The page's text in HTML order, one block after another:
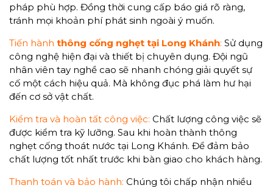
pháp phù hợp. Đồng thời cung cấp báo giá rõ ràng,
tránh mọi khoản phí phát sinh ngoài ý muốn.
Tiến hành thông cống nghẹt tại Long Khánh: Sử dụng
công nghệ hiện đại và thiết bị chuyên dụng. Đội ngũ
nhân viên tay nghề cao sẽ nhanh chóng giải quyết sự
cố một cách hiệu quả. Mà không đục phá làm hư hại
đến cơ sở vật chất.
Kiểm tra và hoàn tất công việc: Chất lượng công việc sẽ
được kiểm tra kỹ lưỡng. Sau khi hoàn thành thông
nghẹt cống thoát nước tại Long Khánh. Để đảm bảo
chất lượng tốt nhất trước khi bàn giao cho khách hàng.
Thanh toán và bảo hành: Chúng tôi chấp nhận nhiều